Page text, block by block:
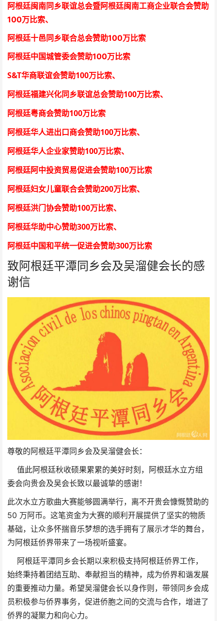
阿根廷闽南同乡联谊总会暨阿根廷闽南工商企业联合会赞助
100万比索、
阿根廷十邑同乡联合总会赞助100万比索
阿根廷中国城管委会赞助100万比索
S&T华商联谊会赞助100万比索、
阿根廷福建兴化同乡联谊总会赞助100万比索、
阿根廷粤商会赞助100万比索
阿根廷华人进出口商会赞助100万比索、
阿根廷华人企业家赞助100万比索、
阿根廷阿中投资贸易促进会赞助100万比索
阿根廷妇女儿童联合会赞助200万比索、
阿根廷洪门协会赞助100万比索、
阿根廷华助中心赞助300万比索、
阿根廷中国和平统一促进会赞助300万比索
致阿根廷平潭同乡会及吴溜健会长的感
谢信
尊敬的阿根廷平潭同乡会及吴溜健会长：
值此阿根廷秋收硕果累累的美好时刻，阿根廷水立方组
委会向贵会及吴会长致以最诚挚的感谢！
此次水立方歌曲大赛能够圆满举行，离不开贵会慷慨赞助的
50 万阿币。这笔资金为大赛的顺利开展提供了坚实的物质
基础，让众多怀揣音乐梦想的选手拥有了展示才华的舞台，
为阿根廷侨界带来了一场视听盛宴。
阿根廷平潭同乡会长期以来积极支持阿根廷侨界工作，
始终秉持着团结互助、奉献担当的精神，成为侨界和谐发展
的重要推动力量。希望吴溜健会长以身作则，带领同乡会成
员积极参与侨界事务，促进侨胞之间的交流与合作，增进了
侨界的凝聚力和向心力。